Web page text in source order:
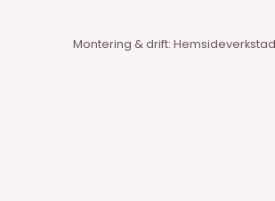
Montering & drift: